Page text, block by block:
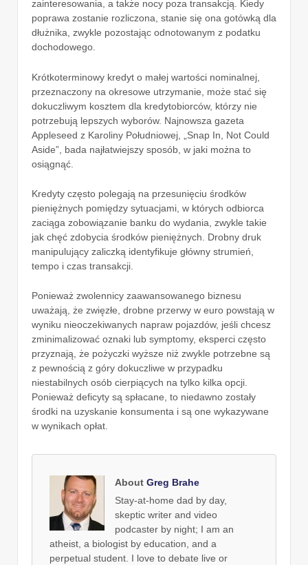
zainteresowania, a także nocy poza transakcją. Kiedy
poprawa zostanie rozliczona, stanie się ona gotówką dla
dłużnika, zwykle pozostając odnotowanym z podatku
dochodowego.
Krótkoterminowy kredyt o małej wartości nominalnej,
przeznaczony na okresowe utrzymanie, może stać się
dokuczliwym kosztem dla kredytobiorców, którzy nie
potrzebują lepszych wyborów. Najnowsza gazeta
Appleseed z Karoliny Południowej, „Snap In, Not Could
Aside”, bada najłatwiejszy sposób, w jaki można to
osiągnąć.
Kredyty często polegają na przesunięciu środków
pieniężnych pomiędzy sytuacjami, w których odbiorca
zaciąga zobowiązanie banku do wydania, zwykle takie
jak chęć zdobycia środków pieniężnych. Drobny druk
manipulujący zaliczką identyfikuje główny strumień,
tempo i czas transakcji.
Ponieważ zwolennicy zaawansowanego biznesu
uważają, że zwięzłe, drobne przerwy w euro powstają w
wyniku nieoczekiwanych napraw pojazdów, jeśli chcesz
zminimalizować oznaki lub symptomy, eksperci często
przyznają, że pożyczki wyższe niż zwykle potrzebne są
z pewnością z góry dokuczliwe w przypadku
niestabilnych osób cierpiących na tylko kilka opcji.
Ponieważ deficyty są spłacane, to niedawno zostały
środki na uzyskanie konsumenta i są one wykazywane
w wynikach opłat.
About Greg Brahe
Stay-at-home dad by day,
skeptic writer and video
podcaster by night; I am an
atheist, a biologist by education, and a
perpetual student. I love to debate live or